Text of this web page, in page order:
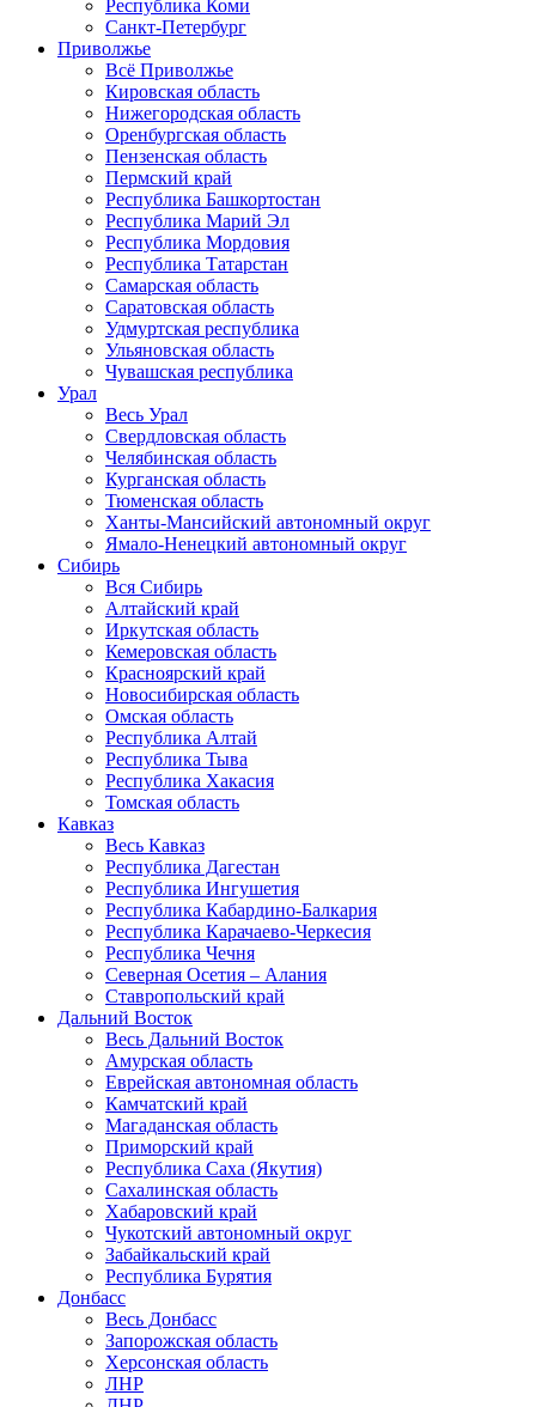
Республика Коми
Санкт-Петербург
Приволжье
Всё Приволжье
Кировская область
Нижегородская область
Оренбургская область
Пензенская область
Пермский край
Республика Башкортостан
Республика Марий Эл
Республика Мордовия
Республика Татарстан
Самарская область
Саратовская область
Удмуртская республика
Ульяновская область
Чувашская республика
Урал
Весь Урал
Свердловская область
Челябинская область
Курганская область
Тюменская область
Ханты-Мансийский автономный округ
Ямало-Ненецкий автономный округ
Сибирь
Вся Сибирь
Алтайский край
Иркутская область
Кемеровская область
Красноярский край
Новосибирская область
Омская область
Республика Алтай
Республика Тыва
Республика Хакасия
Томская область
Кавказ
Весь Кавказ
Республика Дагестан
Республика Ингушетия
Республика Кабардино-Балкария
Республика Карачаево-Черкесия
Республика Чечня
Северная Осетия – Алания
Ставропольский край
Дальний Восток
Весь Дальний Восток
Амурская область
Еврейская автономная область
Камчатский край
Магаданская область
Приморский край
Республика Саха (Якутия)
Сахалинская область
Хабаровский край
Чукотский автономный округ
Забайкальский край
Республика Бурятия
Донбасс
Весь Донбасс
Запорожская область
Херсонская область
ЛНР